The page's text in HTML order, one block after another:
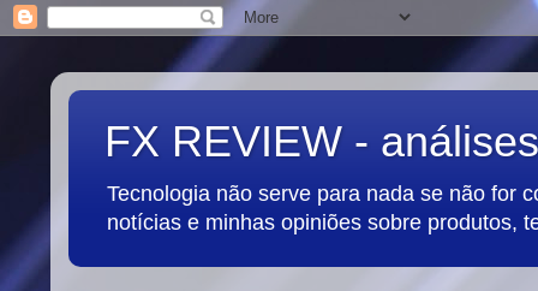
FX REVIEW -
Tecnologia não serve para nada se não for
notícias e minhas opiniões sobre produtos,